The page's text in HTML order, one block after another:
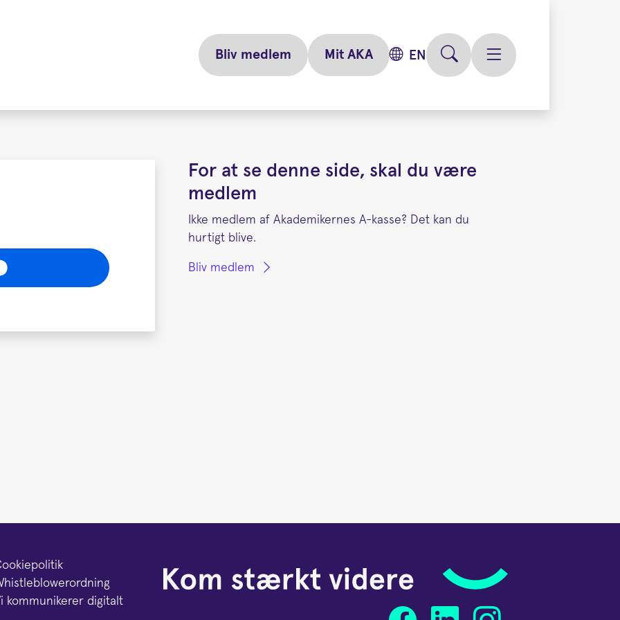
Bliv medlem Mit AKA EN
For at se denne side, skal du være
medlem
Ikke medlem af Akademikernes A-kasse? Det kan du
hurtigt blive.
Bliv medlem
kommunikerer digitalt